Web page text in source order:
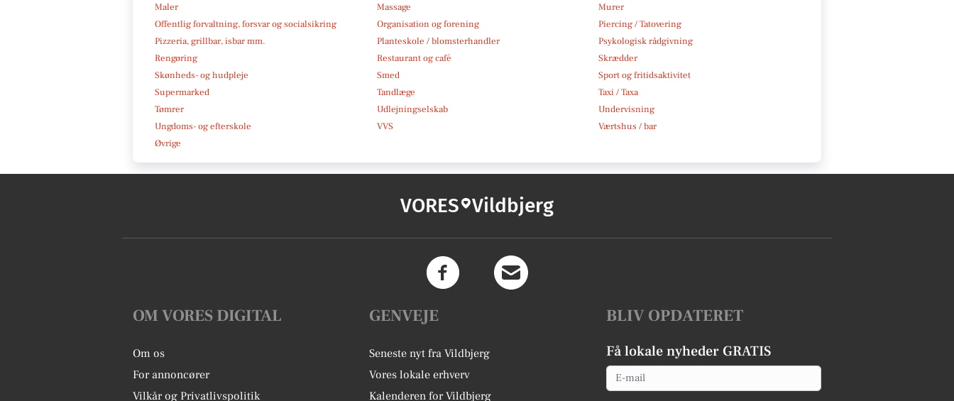
Maler
Massage
Murer
Offentlig forvaltning, forsvar og socialsikring
Organisation og forening
Piercing / Tatovering
Pizzeria, grillbar, isbar mm.
Planteskole / blomsterhandler
Psykologisk rådgivning
Rengøring
Restaurant og café
Skrædder
Skønheds- og hudpleje
Smed
Sport og fritidsaktivitet
Supermarked
Tandlæge
Taxi / Taxa
Tømrer
Udlejningselskab
Undervisning
Ungdoms- og efterskole
VVS
Værtshus / bar
Øvrige
VORES Vildbjerg
OM VORES DIGITAL
Om os
For annoncører
Vilkår og Privatlivspolitik
GENVEJE
Seneste nyt fra Vildbjerg
Vores lokale erhverv
Kalenderen for Vildbjerg
BLIV OPDATERET
Få lokale nyheder GRATIS
Email